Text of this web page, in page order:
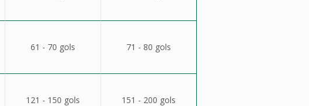
61 - 70 gols 71 - 80 gols
121 - 150 gols 151 - 200 gols